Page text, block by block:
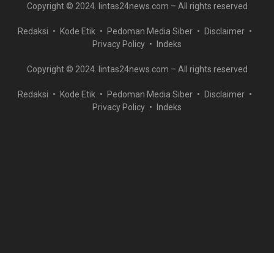
Copyright © 2024. lintas24news.com – All rights reserved
Redaksi Kode Etik Pedoman Media Siber
Disclaimer
Privacy Policy
Indeks
Copyright © 2024. lintas24news.com – All rights reserved
Redaksi Kode Etik Pedoman Media Siber
Disclaimer
Privacy Policy
Indeks